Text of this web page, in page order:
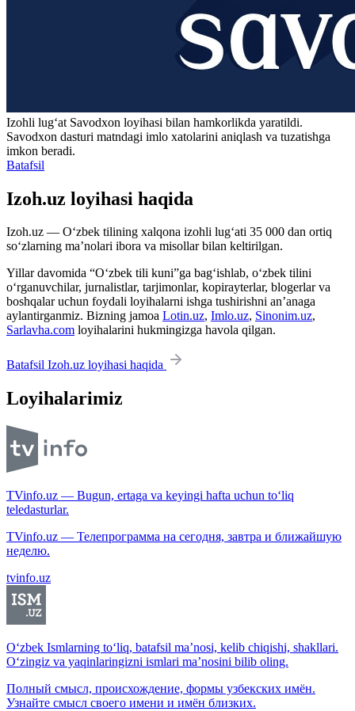
Izohli lugʻat Savodxon loyihasi bilan hamkorlikda yaratildi.
Savodxon dasturi matndagi imlo xatolarini aniqlash va tuzatishga
imkon beradi.
Batafsil
Izoh.uz loyihasi haqida
Izoh.uz — O‘zbek tilining xalqona izohli lug‘ati 35 000 dan ortiq
so‘zlarning ma’nolari ibora va misollar bilan keltirilgan.
Yillar davomida “O‘zbek tili kuni”ga bag‘ishlab, o‘zbek tilini
o‘rganuvchilar, jurnalistlar, tarjimonlar, kopirayterlar, blogerlar va
boshqalar uchun foydali loyihalarni ishga tushirishni an’anaga
aylantirganmiz. Bizning jamoa Lotin.uz, Imlo.uz, Sinonim.uz,
Sarlavha.com loyihalarini hukmingizga havola qilgan.
Batafsil Izoh.uz loyihasi haqida
Loyihalarimiz
TVinfo.uz — Bugun, ertaga va keyingi hafta uchun to‘liq
teledasturlar.
TVinfo.uz — Телепрограмма на сегодня, завтра и ближайшую
неделю.
tvinfo.uz
O‘zbek Ismlarning to‘liq, batafsil ma’nosi, kelib chiqishi, shakllari.
O‘zingiz va yaqinlaringizni ismlari ma’nosini bilib oling.
Полный смысл, происхождение, формы узбекских имён.
Узнайте смысл своего имени и имён близких.